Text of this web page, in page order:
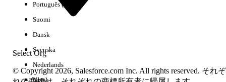
Select Org
Português (Brasil)
Suomi
Dansk
Svenska
Nederlands
Norsk
© Copyright 2026, Salesforce.com Inc. All rights reserved. それぞ